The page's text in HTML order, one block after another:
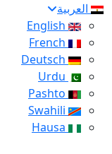
العربية
English
French
Deutsch
Urdu
Pashto
Swahili
Hausa